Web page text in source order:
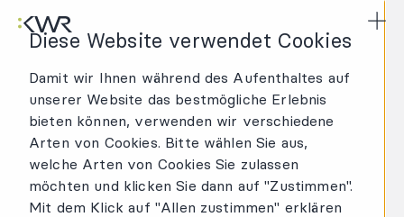
Diese Website verwendet Cookies
Damit wir Ihnen während des Aufenthaltes auf
unserer Website das bestmögliche Erlebnis
bieten können, verwenden wir verschiedene
Arten von Cookies. Bitte wählen Sie aus,
welche Arten von Cookies Sie zulassen
möchten und klicken Sie dann auf "Zustimmen".
Mit dem Klick auf "Allen zustimmen" erklären